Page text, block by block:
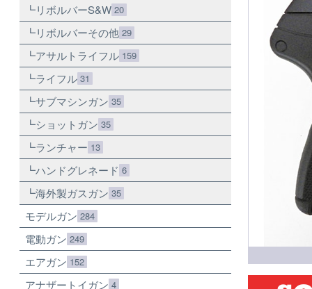
リボルバーS&W 20
リボルバーその他 29
アサルトライフル 159
ライフル 31
サブマシンガン 35
ショットガン 35
ランチャー 13
ハンドグレネード 6
海外製ガスガン 35
モデルガン 284
電動ガン 249
エアガン 152
アナザートイガン 4